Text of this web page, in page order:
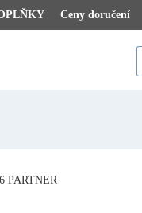
Ceny doručení
PARTNER